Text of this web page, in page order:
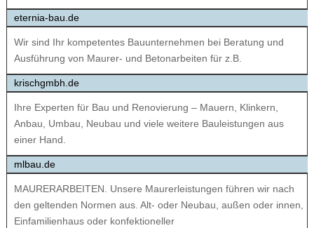
eternia-bau.de
Wir sind Ihr kompetentes Bauunternehmen bei Beratung und
Ausführung von Maurer- und Betonarbeiten für z.B.
krischgmbh.de
Ihre Experten für Bau und Renovierung – Mauern, Klinkern,
Anbau, Umbau, Neubau und viele weitere Bauleistungen aus
einer Hand.
mlbau.de
MAURERARBEITEN. Unsere Maurerleistungen führen wir nach
den geltenden Normen aus. Alt- oder Neubau, außen oder innen,
Einfamilienhaus oder konfektioneller